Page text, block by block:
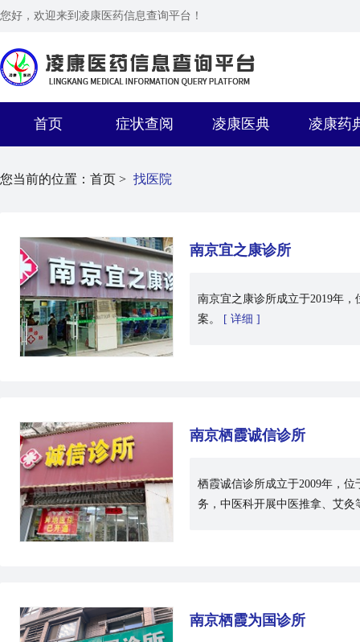
您好，欢迎来到凌康医药信息查询平台！
首页 症状查阅 凌康医典 凌康药
您当前的位置： 首页 > 找医院
南京宜之康诊所
南京宜之康诊所成立于2019年
案。
[ 详细 ]
南京栖霞诚信诊所
栖霞​诚信诊所成立于2009年，
务，中医科开展中医推拿、艾
南京栖霞为国诊所